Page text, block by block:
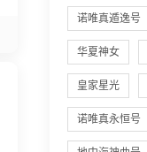
诺唯真遁逸号
华夏神女
皇家星光
诺唯真永恒号